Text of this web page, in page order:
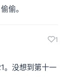
偷。
1
。没想到第十一